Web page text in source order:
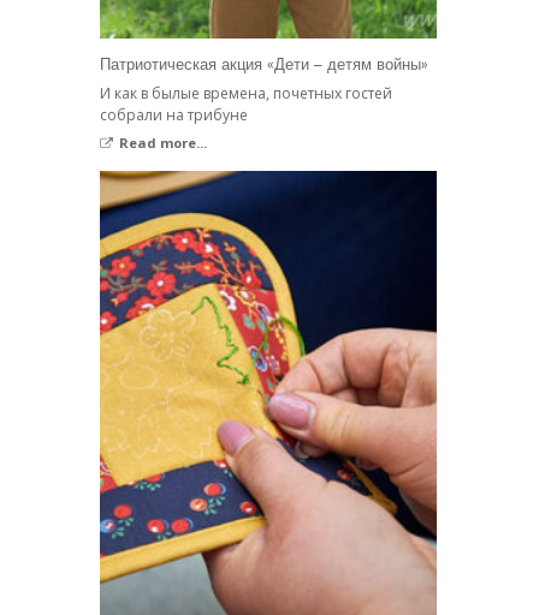
Патриотическая акция «Дети – детям войны»
И как в былые времена, почетных гостей
собрали на трибуне
Read more...